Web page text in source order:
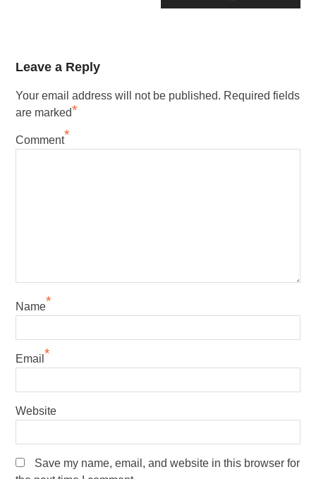
Leave a Reply
Your email address will not be published. Required fields
are marked*
Comment*
Name*
Email *
Website
Save my name, email, and website in this browser for